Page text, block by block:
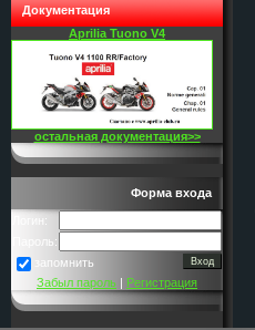
Документация
Aprilia Tuono V4
остальная документация>>
Форма входа
Логин:
Пароль:
запомнить
Забыл пароль | Регистрация